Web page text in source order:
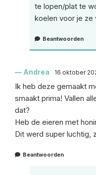
te lopen/plat te
koelen voor je ze
Beantwoorden
Andrea 16 oktober
Ik heb deze gemaakt
smaakt prima! Vallen
dat?
Heb de eieren met
Dit werd super luchtig,
Beantwoorden